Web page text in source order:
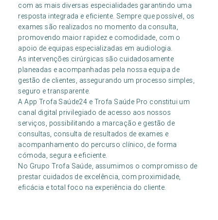
com as mais diversas especialidades garantindo uma
resposta integrada e eficiente. Sempre que possível, os
exames são realizados no momento da consulta,
promovendo maior rapidez e comodidade, com o
apoio de equipas especializadas em audiologia.
As intervenções cirúrgicas são cuidadosamente
planeadas e acompanhadas pela nossa equipa de
gestão de clientes, assegurando um processo simples,
seguro e transparente.
A App Trofa Saúde24 e Trofa Saúde Pro constitui um
canal digital privilegiado de acesso aos nossos
serviços, possibilitando a marcação e gestão de
consultas, consulta de resultados de exames e
acompanhamento do percurso clínico, de forma
cómoda, segura e eficiente.
No Grupo Trofa Saúde, assumimos o compromisso de
prestar cuidados de excelência, com proximidade,
eficácia e total foco na experiência do cliente.